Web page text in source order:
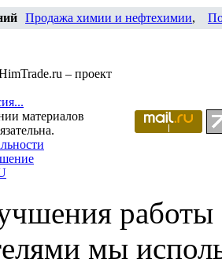
Продажа химии и нефтехимии,
– проект
материалов
работы
мы